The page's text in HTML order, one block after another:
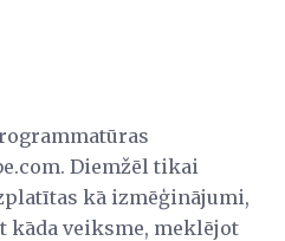
Diemžēl tikai
kā izmēģinājumi,
kāda veiksme, meklējot